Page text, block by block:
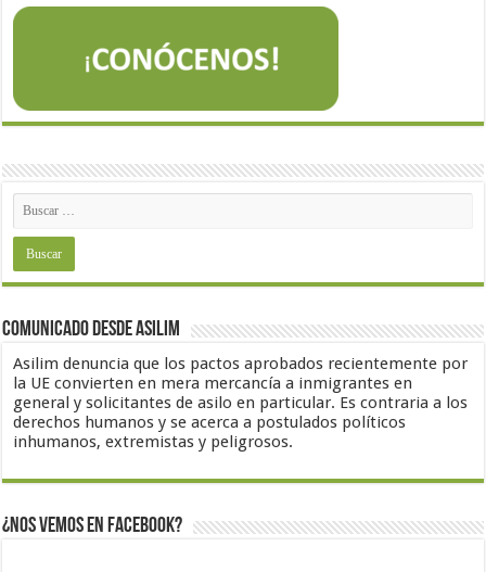
Comunicado desde Asilim
Asilim denuncia que los pactos aprobados recientemente por
la UE convierten en mera mercancía a inmigrantes en
general y solicitantes de asilo en particular. Es contraria a los
derechos humanos y se acerca a postulados políticos
inhumanos, extremistas y peligrosos.
¿Nos vemos en Facebook?